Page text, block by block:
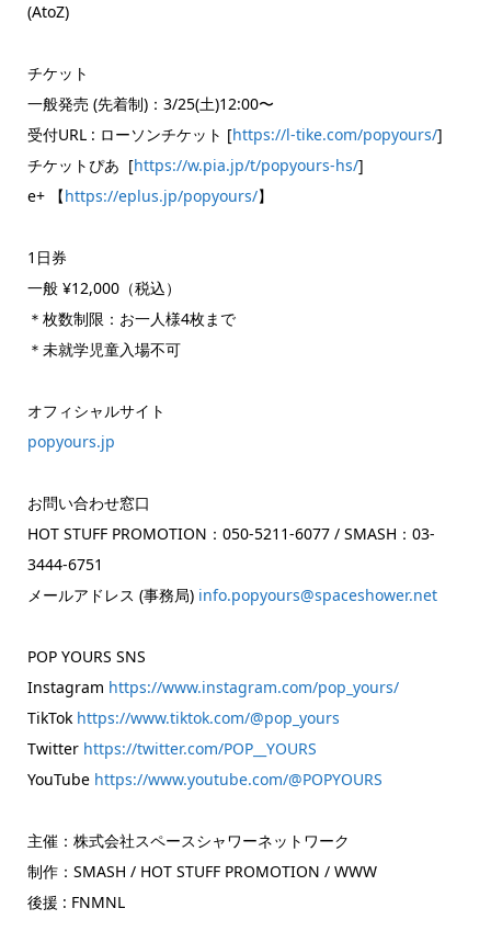
(AtoZ)
チケット
一般発売 (先着制)：3/25(土)12:00〜
受付URL : ローソンチケット [https://l-tike.com/popyours/]
チケットぴあ [https://w.pia.jp/t/popyours-hs/]
e+ 【https://eplus.jp/popyours/】
1日券
一般 ¥12,000（税込）
＊枚数制限：お一人様4枚まで
＊未就学児童入場不可
オフィシャルサイト
popyours.jp
お問い合わせ窓口
HOT STUFF PROMOTION：050-5211-6077 / SMASH：03-
3444-6751
メールアドレス (事務局)info.popyours@spaceshower.net
POP YOURS SNS
Instagram https://www.instagram.com/pop_ yours/
TikTok https://www.tiktok.com/@pop_ yours
Twitter https://twitter.com/POP__YOURS
YouTube https://www.youtube.com/@POPYOURS
主催：株式会社スペースシャワーネットワーク
制作：SMASH / HOT STUFF PROMOTION / WWW
後援 : FNMNL